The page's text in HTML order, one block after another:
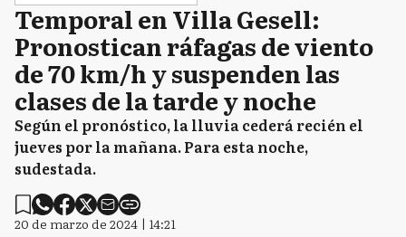
Temporal en Villa Gesell:
Pronostican ráfagas de viento
de 70 km/h y suspenden las
clases de la tarde y noche
Según el pronóstico, la lluvia cederá recién el
jueves por la mañana. Para esta noche,
sudestada.
20 de marzo de 2024 | 14:21